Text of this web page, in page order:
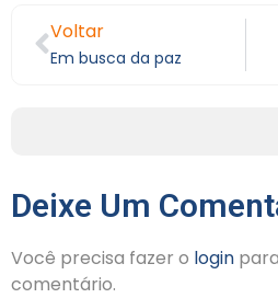
Voltar
Em busca da paz
Deixe Um
Você precisa fazer o login
comentário.